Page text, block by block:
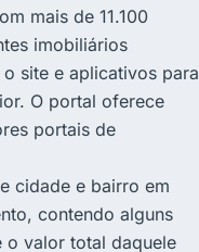
mais de 11.100
imobiliários
site e aplicativos para
O portal oferece
portais de
cidade e bairro em
contendo alguns
o valor total daquele